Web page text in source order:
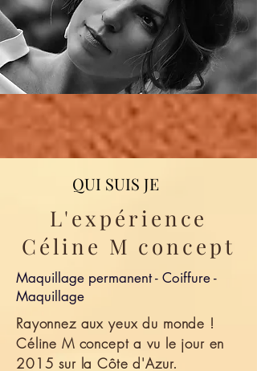
QUI SUIS JE
L'expérience
Céline M concept
Maquillage permanent - Coiffure -
Maquillage
Rayonnez aux yeux du monde !
Céline M concept a vu le jour en
2015 sur la Côte d'Azur.